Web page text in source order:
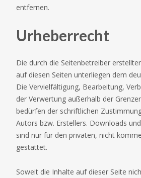
entfernen.
Urheberrecht
Die durch die Seitenbetreiber
auf diesen Seiten unterliegen dem
Die Vervielfältigung, Bearbeitung,
der Verwertung außerhalb der
bedürfen der schriftlichen
Autors bzw. Erstellers. Downloads
sind nur für den privaten, nicht
gestattet.
Soweit die Inhalte auf dieser Seite